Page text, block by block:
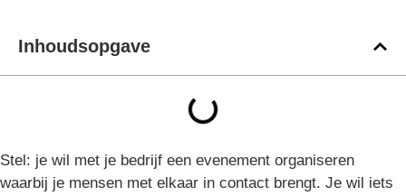
Inhoudsopgave
Stel: je wil met je bedrijf een evenement organiseren
waarbij je mensen met elkaar in contact brengt. Je wil iets